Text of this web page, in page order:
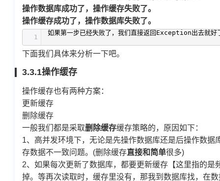
操作数据库成功了，操作缓存失败了。
操作缓存成功了，操作数据库失败了。
1
如果第一步已经失败了，我们直接返回Exception出去就好
下面我们具体来分析一下吧。
3.3.1操作缓存
操作缓存也有两种方案：
更新缓存
删除缓存
一般我们都是采取删除缓存缓存策略的，原因如下：
1、高并发环境下，无论是先操作数据库还是后操作数据
存数据不一致问题。(删除缓存直接和简单很多)
2、如果每次更新了数据库，都要更新缓存【这里指的
掉。等再次读取时，缓存里没有，那我到数据库找，在